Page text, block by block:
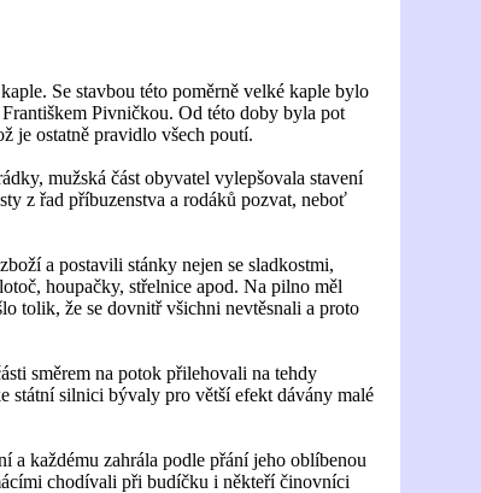
Se stavbou této poměrně velké kaple bylo
Pivničkou. Od této doby byla pot
je ostatně pravidlo všech poutí.
mužská část obyvatel vylepšovala stavení
z řad příbuzenstva a rodáků pozvat, neboť
a postavili stánky nejen se sladkostmi,
houpačky, střelnice apod. Na pilno měl
tolik, že se dovnitř všichni nevtěsnali a proto
směrem na potok přilehovali na tehdy
státní silnici bývaly pro větší efekt dávány malé
a každému zahrála podle přání jeho oblíbenou
chodívali při budíčku i někteří činovníci